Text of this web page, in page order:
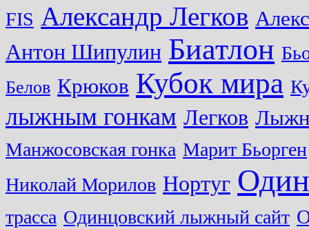
FIS Александр Легков
Антон Шипулин Биатлон
Белов Крюков Кубок мира
лыжным гонкам Легков
Манжосовская гонка Марит Бьорген
Николай Морилов Нортуг
трасса Одинцовский лыжный сайт